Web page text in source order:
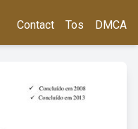
Contact Tos DMCA